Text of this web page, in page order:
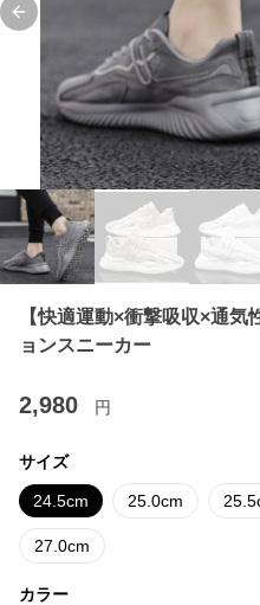
Previous slide
【快適運動×衝撃吸収×通
ョンスニーカー
2,980 円
サイズ
24.5cm 25.0cm
27.0cm
カラー